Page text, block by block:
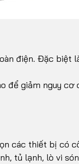
điện. Đặc biệt
để giảm nguy cơ
các thiết bị có
tủ lạnh, lò vi